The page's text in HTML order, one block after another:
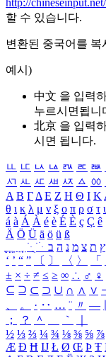
http://chineseinput.net/
할 수 있습니다.
변환된 중국어를 복
예시)
中文 을 입력
누르시면됩니
北京 을 입력
시면 됩니다.
ㅥ ㅦ ㅧ ㅨ ㅩ ㅪ ㅫ
ㅺ ㅻ ㅼ ㅽ ㅾ ㅿ ㆀ
Α Β ΓΔ Ε Ζ Η Θ Ι Κ
θ ι κ λ μ ν ξ ο π ρ σ τ
á à Á À é è É È ç Ç ê
Ä Ö Ü ä ö ü ß
ִֶֹ ֻּ ׁׂ ץ ת צ מ נ ה ב
‘ ’ “ ” 〔 〕 〈 〉 「
± × ÷ ≠ ≤ ≥ ∞ ∴ ♂ ♀
⊆ ⊇ ⊂ ⊃ ∪ ∩ ∧ ∨
、
。 · ‥ … ¨ 〃 ―
；
？ ＾ ｀
½ ⅓ ⅔ ¼ ¾ ⅛ ⅜ ⅝ ⅞
Æ Ð Ħ Ĳ Ł Ø Œ Þ Ŧ